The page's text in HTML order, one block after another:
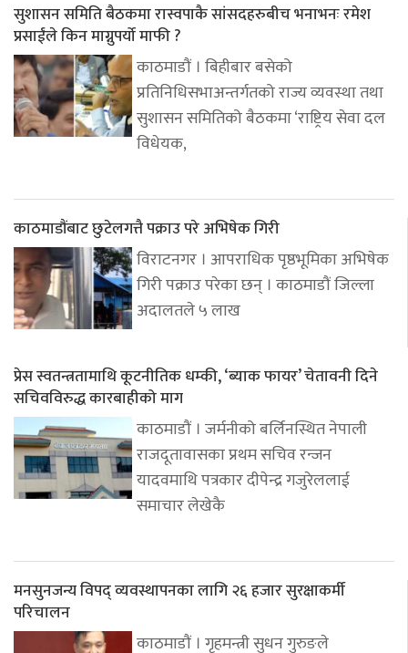
सुशासन समिति बैठकमा रास्वपाकै सांसदहरुबीच भनाभनः रमेश
प्रसाईंले किन माग्नुपर्यो माफी ?
काठमाडौं । बिहीबार बसेको
प्रतिनिधिसभाअन्तर्गतको राज्य व्यवस्था तथा
सुशासन समितिको बैठकमा ‘राष्ट्रिय सेवा दल
विधेयक,
काठमाडौंबाट छुटेलगत्तै पक्राउ परे अभिषेक गिरी
विराटनगर । आपराधिक पृष्ठभूमिका अभिषेक
गिरी पक्राउ परेका छन् । काठमाडौं जिल्ला
अदालतले ५ लाख
प्रेस स्वतन्त्रतामाथि कूटनीतिक धम्की, ‘ब्याक फायर’ चेतावनी दिने
सचिवविरुद्ध कारबाहीको माग
काठमाडौं । जर्मनीको बर्लिनस्थित नेपाली
राजदूतावासका प्रथम सचिव रन्जन
यादवमाथि पत्रकार दीपेन्द्र गजुरेललाई
समाचार लेखेकै
मनसुनजन्य विपद् व्यवस्थापनका लागि २६ हजार सुरक्षाकर्मी
परिचालन
काठमाडौं । गृहमन्त्री सुधन गुरुङले